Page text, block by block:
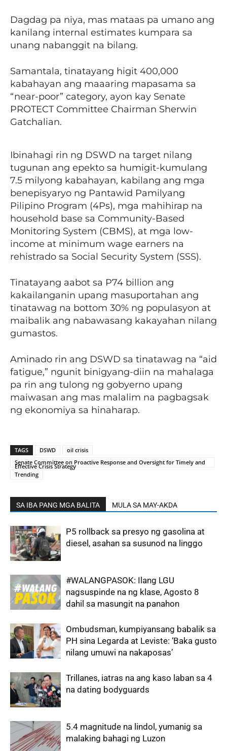
Dagdag pa niya, mas mataas pa umano ang
kanilang internal estimates kumpara sa
unang nabanggit na bilang.
Samantala, tinatayang higit 400,000
kabahayan ang maaaring mapasama sa
“near-poor” category, ayon kay Senate
PROTECT Committee Chairman Sherwin
Gatchalian.
Ibinahagi rin ng DSWD na target nilang
tugunan ang epekto sa humigit-kumulang
7.5 milyong kabahayan, kabilang ang mga
benepisyaryo ng Pantawid Pamilyang
Pilipino Program (4Ps), mga mahihirap na
household base sa Community-Based
Monitoring System (CBMS), at mga low-
income at minimum wage earners na
rehistrado sa Social Security System (SSS).
Tinatayang aabot sa P74 billion ang
kakailanganin upang masuportahan ang
tinatawag na bottom 30% ng populasyon at
maibalik ang nabawasang kakayahan nilang
gumastos.
Aminado rin ang DSWD sa tinatawag na “aid
fatigue,” ngunit binigyang-diin na mahalaga
pa rin ang tulong ng gobyerno upang
maiwasan ang mas malalim na pagbagsak
ng ekonomiya sa hinaharap.
TAGS DSWD
oil crisis
Senate Committee on Proactive Response and Oversight for Timely and
Effective Crisis Strategy
Trending
SA IBA PANG MGA BALITA MULA SA MAY-AKDA
P5 rollback sa presyo ng gasolina at
diesel, asahan sa susunod na linggo
#WALANGPASOK: Ilang LGU
nagsuspinde na ng klase, Agosto 8
dahil sa masungit na panahon
Ombudsman, kumpiyansang babalik sa
PH sina Legarda at Leviste: ‘Baka gusto
nilang umuwi na nakaposas’
Trillanes, iatras na ang kaso laban sa 4
na dating bodyguards
5.4 magnitude na lindol, yumanig sa
malaking bahagi ng Luzon